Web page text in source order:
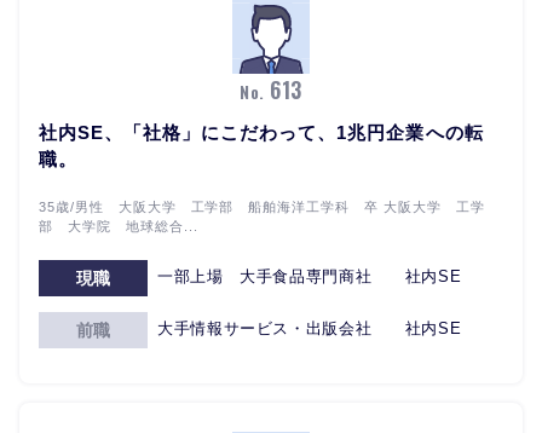
No. 613
社内SE、「社格」にこだわって、1兆円企業への転
職。
35歳/男性 大阪大学 工学部 船舶海洋工学科 卒 大阪大学 工学
部 大学院 地球総合...
現職 一部上場 大手食品専門商社 社内SE
前職 大手情報サービス・出版会社 社内SE